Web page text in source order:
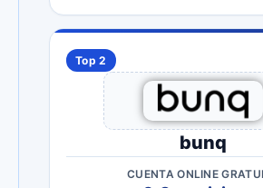
Top 2
bunq
CUENTA ONLINE